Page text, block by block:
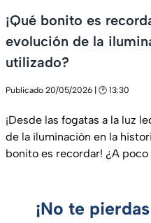
¡Qué bonito es
evolución de la
utilizado?
Publicado 20/05/2026 | 🕑 13:30
¡Desde las fogatas a la luz
de la iluminación en la
bonito es recordar! ¿A poco
¡No te